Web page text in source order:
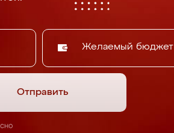
Желаемый бюджет
Отправить